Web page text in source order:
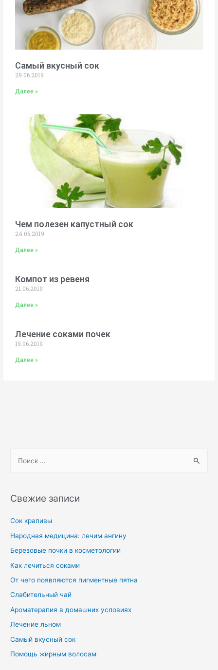
Самый вкусный сок
29.06.2019
Далее »
Чем полезен капустный сок
24.06.2019
Далее »
Компот из ревеня
21.06.2019
Далее »
Лечение соками почек
19.06.2019
Далее »
Свежие записи
Сок крапивы
Народная медицина: лечим ангину
Березовые почки в косметологии
Как лечиться соками
От чего появляются пигментные пятна
Слабительный чай
Ароматерапия в домашних условиях
Лечение льном
Самый вкусный сок
Помощь жирным волосам